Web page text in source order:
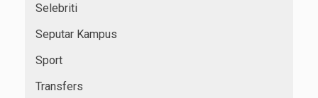
Selebriti
Seputar Kampus
Sport
Transfers